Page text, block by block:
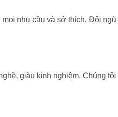
nhu cầu và sở thích. Đội ngũ
giàu kinh nghiệm. Chúng tôi